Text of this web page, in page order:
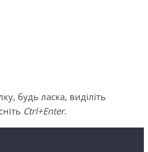
будь ласка, виділіть
Ctrl+Enter.